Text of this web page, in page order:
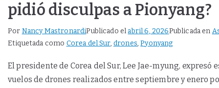
pidió disculpas a Pionyang?
Por Nancy MastronardiPublicado elabril 6, 2026Publicada en
Etiquetada como Corea del Sur, drones,Pyonyang
El presidente de Corea del Sur, Lee Jae-myung, expresó
vuelos de drones realizados entre septiembre y enero